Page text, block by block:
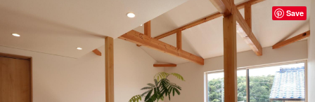
Save